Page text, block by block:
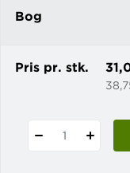
Bog
Pris pr. stk.
1